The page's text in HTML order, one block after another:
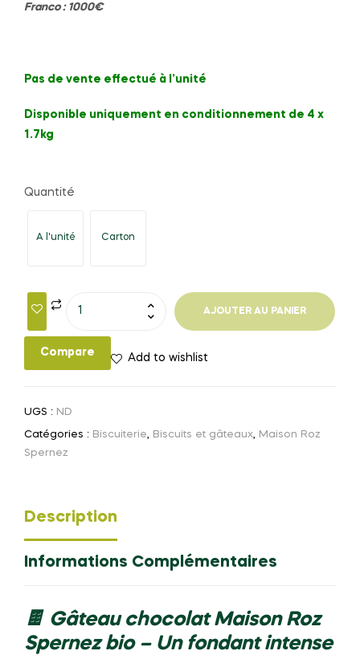
Franco : 1000€
Pas de vente effectué à l’unité
Disponible uniquement en conditionnement de 4 x
1.7kg
Quantité
A l'unité Carton
AJOUTER AU PANIER
Compare Add to wishlist
UGS : ND
Catégories : Biscuiterie, Biscuits et gâteaux, Maison Roz
Spernez
Description
Informations Complémentaires
🍫 Gâteau chocolat Maison Roz
Spernez bio – Un fondant intense